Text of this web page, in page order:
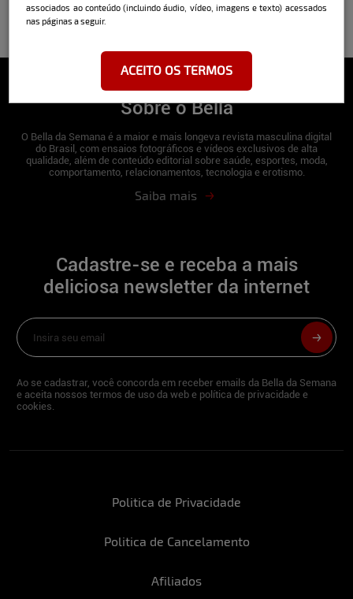
associados ao conteúdo (incluindo áudio, vídeo, imagens e texto) acessados
nas páginas a seguir.
ACEITO OS TERMOS
Sobre o Bella
O Bella da Semana é a maior e mais longeva revista masculina digital
do Brasil, com ensaios fotográficos e vídeos exclusivos de alta
qualidade, além de conteúdo editorial sobre saúde, esportes, moda,
comportamento, relacionamentos, tecnologia e erotismo.
Saiba mais
Politica de Privacidade
Politica de Cancelamento
Afiliados
Cadastre-se e receba a mais
deliciosa newsletter da internet
Ao se cadastrar, você concorda em receber emails da Bella da Semana
e aceita nossos termos de uso da web e política de privacidade e
cookies.